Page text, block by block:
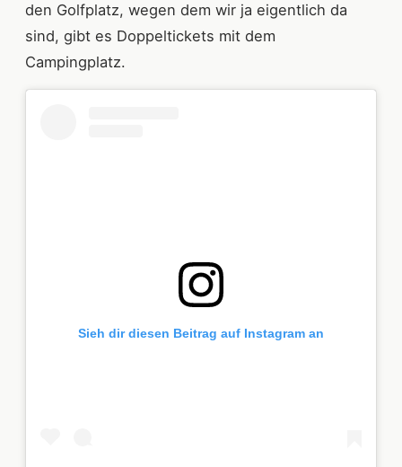
den Golfplatz, wegen dem wir ja eigentlich da
sind, gibt es Doppeltickets mit dem
Campingplatz.
Sieh dir diesen Beitrag auf Instagram an